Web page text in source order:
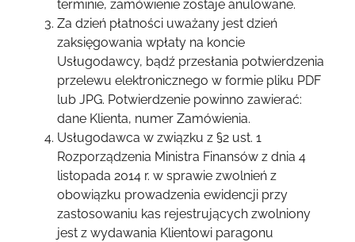
terminie, zamówienie zostaje anulowane.
Za dzień płatności uważany jest dzień
zaksięgowania wpłaty na koncie
Usługodawcy, bądź przesłania potwierdzenia
przelewu elektronicznego w formie pliku PDF
lub JPG. Potwierdzenie powinno zawierać:
dane Klienta, numer Zamówienia.
Usługodawca w związku z §2 ust. 1
Rozporządzenia Ministra Finansów z dnia4
listopada 2014 r. w sprawie zwolnień z
obowiązku prowadzenia ewidencji przy
zastosowaniu kas rejestrujących zwolniony
jest z wydawania Klientowi paragonu